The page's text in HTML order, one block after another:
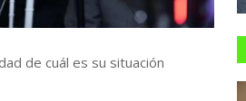
de cuál es su situación